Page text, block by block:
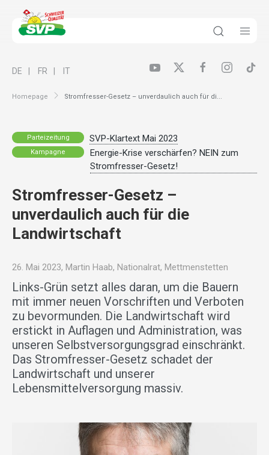
Homepage Stromfresser-Gesetz – unverdaulich auch für di...
DE FR IT
Parteizeitung SVP-Klartext Mai 2023
Kampagne
Energie-Krise verschärfen? NEIN zum
Stromfresser-Gesetz!
Stromfresser-Gesetz –
unverdaulich auch für die
Landwirtschaft
26. Mai 2023, Martin Haab, Nationalrat, Mettmenstetten
Links-Grün setzt alles daran, um die Bauern
mit immer neuen Vorschriften und Verboten
zu bevormunden. Die Landwirtschaft wird
erstickt in Auflagen und Administration, was
unseren Selbstversorgungsgrad einschränkt.
Das Stromfresser-Gesetz schadet der
Landwirtschaft und unserer
Lebensmittelversorgung massiv.